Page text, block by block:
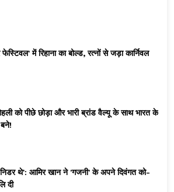
में रिहाना का बोल्ड, रत्नों से जड़ा कार्निवल
को पीछे छोड़ा और भारी ब्रांड वैल्यू के साथ भारत के
निडर थे': आमिर खान ने 'गजनी' के अपने दिवंगत को-
दी